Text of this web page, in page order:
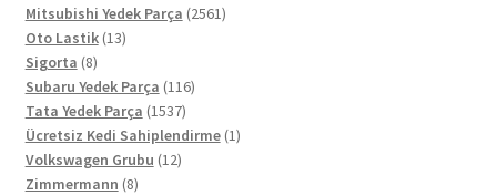
ürün
Mitsubishi Yedek Parça 25612561
Oto Lastik 1313
Sigorta 88
ürün
Subaru Yedek Parça 116116
Tata Yedek Parça 15371537
ürün
Ücretsiz Kedi Sahiplendirme 11
Volkswagen Grubu 1212
Zimmermann 88